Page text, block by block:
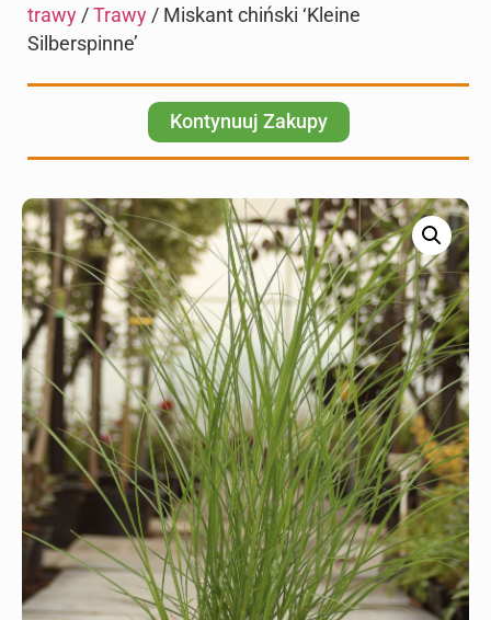
trawy / Trawy / Miskant chiński ‘Kleine
Silberspinne’
Kontynuuj Zakupy